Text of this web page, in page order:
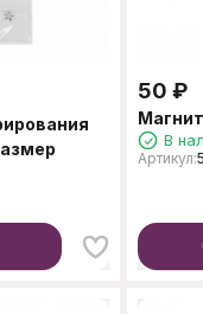
50 ₽
В
Артикул: